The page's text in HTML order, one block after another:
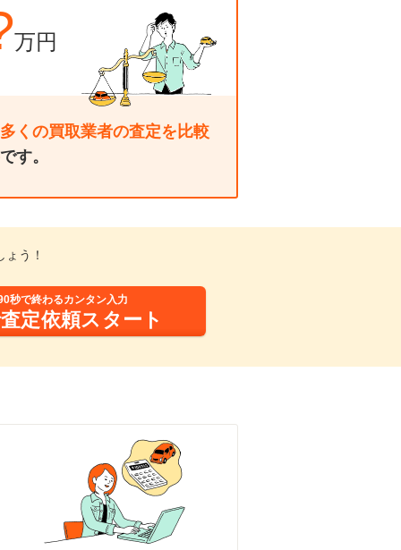
万円
くの買取業者の査定を比較
です。
う！
秒で終わるカンタン入力
定依頼スタート